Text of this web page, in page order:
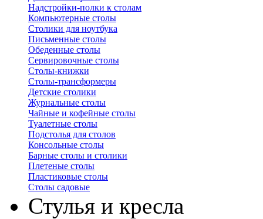
Надстройки-полки к столам
Компьютерные столы
Столики для ноутбука
Письменные столы
Обеденные столы
Сервировочные столы
Столы-книжки
Столы-трансформеры
Детские столики
Журнальные столы
Чайные и кофейные столы
Туалетные столы
Подстолья для столов
Консольные столы
Барные столы и столики
Плетеные столы
Пластиковые столы
Столы садовые
Стулья и кресла